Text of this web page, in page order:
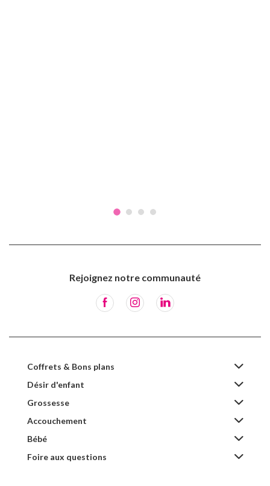
Rejoignez notre communauté
Coffrets & Bons plans
Désir d'enfant
Grossesse
Accouchement
Bébé
Foire aux questions